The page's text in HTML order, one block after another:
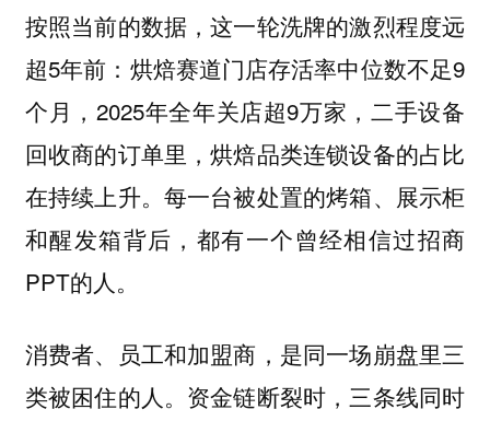
按照当前的数据，这一轮洗牌的激烈程度远
超5年前：烘焙赛道门店存活率中位数不足9
个月，2025年全年关店超9万家，二手设备
回收商的订单里，烘焙品类连锁设备的占比
在持续上升。每一台被处置的烤箱、展示柜
和醒发箱背后，都有一个曾经相信过招商
PPT的人。
消费者、员工和加盟商，是同一场崩盘里三
类被困住的人。资金链断裂时，三条线同时